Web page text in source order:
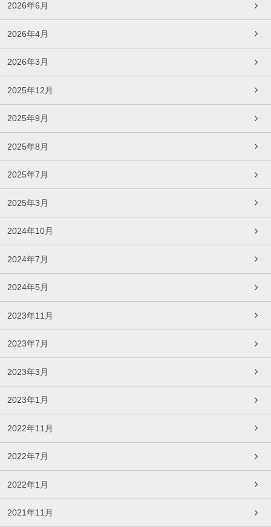
2026年6月
2026年4月
2026年3月
2025年12月
2025年9月
2025年8月
2025年7月
2025年3月
2024年10月
2024年7月
2024年5月
2023年11月
2023年7月
2023年3月
2023年1月
2022年11月
2022年7月
2022年1月
2021年11月